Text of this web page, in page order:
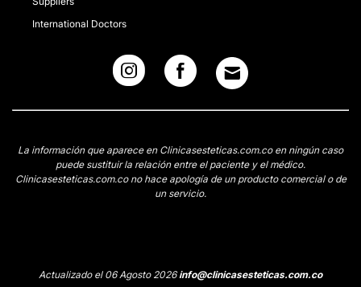
International Doctors
La información que aparece en Clinicasesteticas.com.co en ningún caso
puede sustituir la relación entre el paciente y el médico.
Clinicasesteticas.com.co no hace apología de un producto comercial o de
un servicio.
Actualizado el 06 Agosto 2026info@clinicasesteticas.com.co